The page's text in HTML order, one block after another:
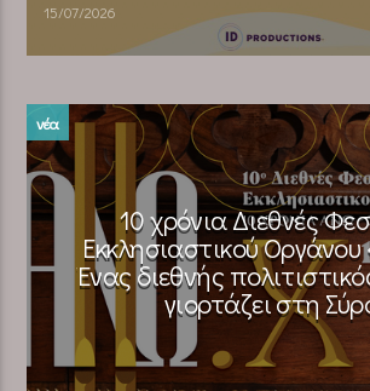
15/07/2026
νέα
10 χρόνια Διεθνές
Εκκλησιαστικού
Ένας διεθνής
γιορτάζει στη